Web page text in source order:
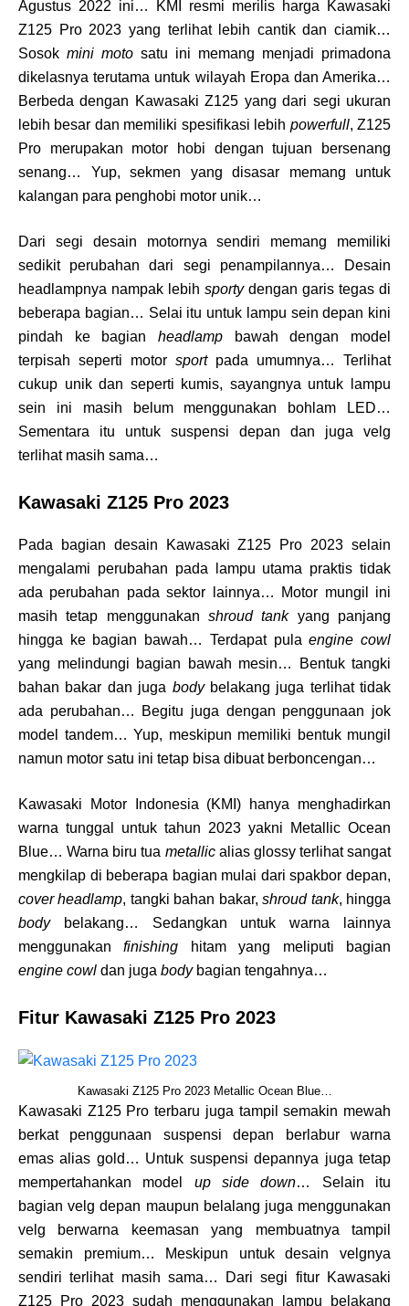
Agustus 2022 ini… KMI resmi merilis harga Kawasaki
Z125 Pro 2023 yang terlihat lebih cantik dan ciamik…
Sosok mini moto satu ini memang menjadi primadona
dikelasnya terutama untuk wilayah Eropa dan Amerika…
Berbeda dengan Kawasaki Z125 yang dari segi ukuran
lebih besar dan memiliki spesifikasi lebih powerfull, Z125
Pro merupakan motor hobi dengan tujuan bersenang
senang… Yup, sekmen yang disasar memang untuk
kalangan para penghobi motor unik…
Dari segi desain motornya sendiri memang memiliki
sedikit perubahan dari segi penampilannya… Desain
headlampnya nampak lebih sportydengan garis tegas di
beberapa bagian… Selai itu untuk lampu sein depan kini
pindah ke bagian headlamp bawah dengan model
terpisah seperti motor sportpada umumnya… Terlihat
cukup unik dan seperti kumis, sayangnya untuk lampu
sein ini masih belum menggunakan bohlam LED…
Sementara itu untuk suspensi depan dan juga velg
terlihat masih sama…
Kawasaki Z125 Pro 2023
Pada bagian desain Kawasaki Z125 Pro 2023 selain
mengalami perubahan pada lampu utama praktis tidak
ada perubahan pada sektor lainnya… Motor mungil ini
masih tetap menggunakan shroud tankyang panjang
hingga ke bagian bawah… Terdapat pulaengine cowl
yang melindungi bagian bawah mesin… Bentuk tangki
bahan bakar dan juga bodybelakang juga terlihat tidak
ada perubahan… Begitu juga dengan penggunaan jok
model tandem… Yup, meskipun memiliki bentuk mungil
namun motor satu ini tetap bisa dibuat berboncengan…
Kawasaki Motor Indonesia (KMI) hanya menghadirkan
warna tunggal untuk tahun 2023 yakni Metallic Ocean
Blue… Warna biru tua metallicalias glossy terlihat sangat
mengkilap di beberapa bagian mulai dari spakbor depan,
cover headlamp, tangki bahan bakar,shroud tank, hingga
bodybelakang… Sedangkan untuk warna lainnya
menggunakanfinishing hitam yang meliputi bagian
engine cowl dan juga bodybagian tengahnya…
Fitur Kawasaki Z125 Pro 2023
Kawasaki Z125 Pro 2023 Metallic Ocean Blue…
Kawasaki Z125 Pro terbaru juga tampil semakin mewah
berkat penggunaan suspensi depan berlabur warna
emas alias gold… Untuk suspensi depannya juga tetap
mempertahankan model up side down… Selain itu
bagian velg depan maupun belalang juga menggunakan
velg berwarna keemasan yang membuatnya tampil
semakin premium… Meskipun untuk desain velgnya
sendiri terlihat masih sama… Dari segi fitur Kawasaki
Z125 Pro 2023 sudah menggunakan lampu belakang